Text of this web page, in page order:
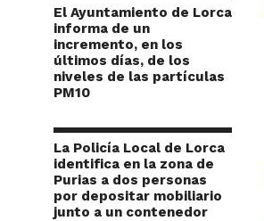
El Ayuntamiento de Lorca
informa de un
incremento, en los
últimos días, de los
niveles de las partículas
PM10
La Policía Local de Lorca
identifica en la zona de
Purias a dos personas
por depositar mobiliario
junto a un contenedor